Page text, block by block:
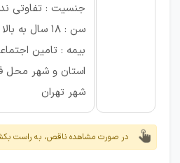
جنسیت : تفاوتی
سن : 18 سال به بالا
بیمه : تامین
استان و شهر محل
شهر تهران
در صورت مشاهده ناقص، به راست